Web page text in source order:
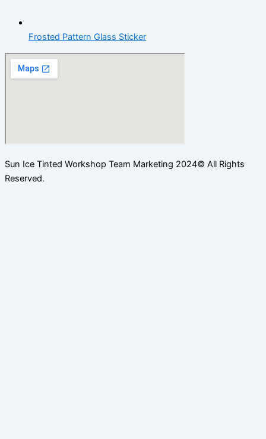
Frosted Pattern Glass Sticker
Sun Ice Tinted Workshop Team Marketing 2024© All Rights
Reserved.